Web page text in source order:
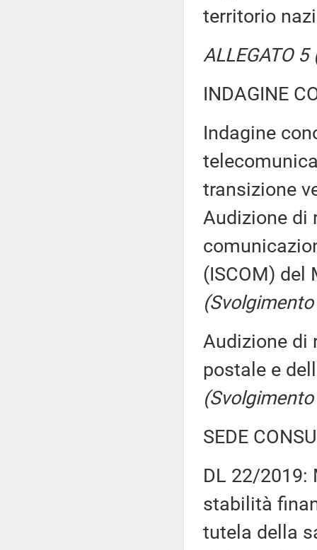
territorio
ALLEGATO
INDAGINE
Indagine
transizione
Audizione di
(ISCOM) del
Audizione di
postale e
SEDE
DL 22/2019:
stabilità
tutela della